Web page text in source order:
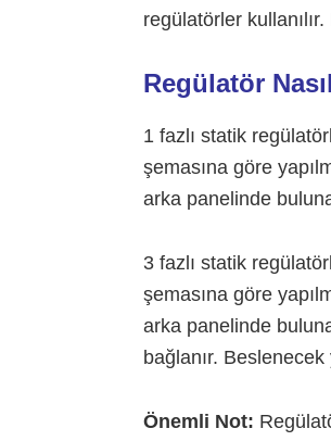
regülatörler
Regülatör
1 fazlı statik
şemasına göre
arka panelinde
3 fazlı statik
şemasına göre
arka panelinde
bağlanır. Beslenecek
Önemli Not: